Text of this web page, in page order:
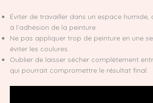
Éviter de travailler dans un espace humide,
à l’adhésion de la peinture.
Ne pas appliquer trop de peinture en une
éviter les coulures.
Oublier de laisser sécher complètement
qui pourrait compromettre le résultat final.